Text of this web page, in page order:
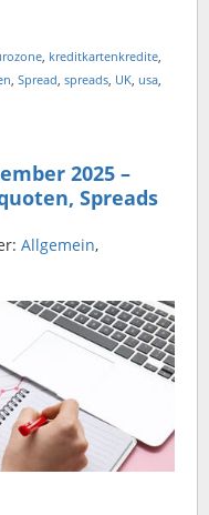
kreditkartenkredite
Spread spreads UK usa
2025 –
Spreads
Allgemein,